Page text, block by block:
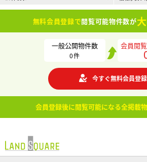
無料会員登録で閲覧可能物件数が
一般公開物件数
0件
会員閲
今すぐ無料会員登
会員登録後に閲覧可能になる全掲載